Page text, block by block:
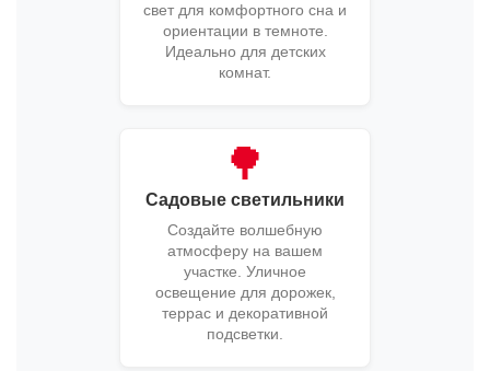
свет для комфортного сна и
ориентации в темноте.
Идеально для детских
комнат.
🌳
Садовые светильники
Создайте волшебную
атмосферу на вашем
участке. Уличное
освещение для дорожек,
террас и декоративной
подсветки.